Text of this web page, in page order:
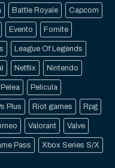
Battle Royale Capcom
Evento Fornite
League Of Legends
Netflix Nintendo
Pelea Pelicula
Plus Riot games Rpg
Valorant Valve
Pass Xbox Series S/X